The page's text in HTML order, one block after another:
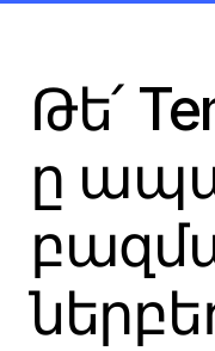
Թե՛
ը